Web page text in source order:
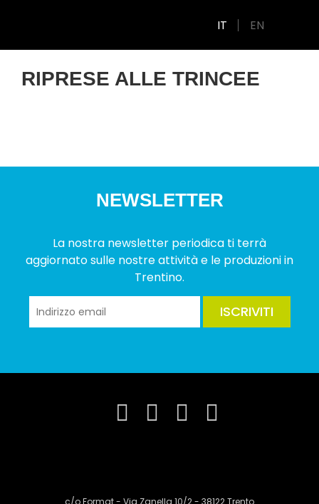
IT EN
RIPRESE ALLE TRINCEE
NEWSLETTER
La nostra newsletter periodica ti terrà
aggiornato sulle nostre attività e le produzioni in
Trentino.
ISCRIVITI
c/o Format - Via Zanella 10/2 - 38122 Trento